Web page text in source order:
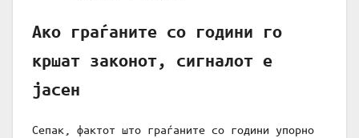
Ако граѓаните со години го
кршат законот, сигналот е
јасен
Сепак, фактот што граѓаните со години упорно